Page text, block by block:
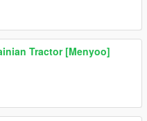
Tractor [Menyoo]